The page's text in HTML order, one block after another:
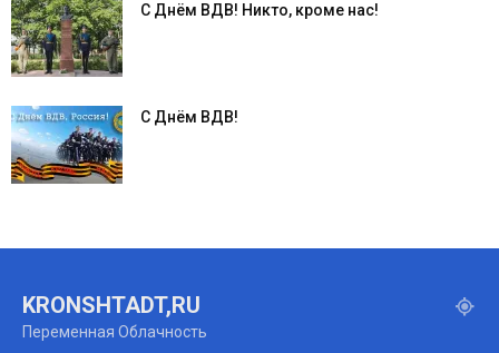
С Днём ВДВ! Никто, кроме нас!
С Днём ВДВ!
KRONSHTADT,RU
Переменная Облачность